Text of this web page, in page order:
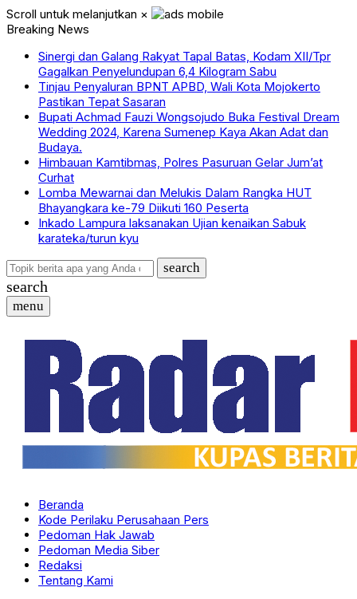
Scroll untuk melanjutkan ×
Breaking News
Sinergi dan Galang Rakyat Tapal Batas, Kodam XII/Tpr
Gagalkan Penyelundupan 6,4 Kilogram Sabu
Tinjau Penyaluran BPNT APBD, Wali Kota Mojokerto
Pastikan Tepat Sasaran
Bupati Achmad Fauzi Wongsojudo Buka Festival Dream
Wedding 2024, Karena Sumenep Kaya Akan Adat dan
Budaya.
Himbauan Kamtibmas, Polres Pasuruan Gelar Jum’at
Curhat
Lomba Mewarnai dan Melukis Dalam Rangka HUT
Bhayangkara ke-79 Diikuti 160 Peserta
Inkado Lampura laksanakan Ujian kenaikan Sabuk
karateka/turun kyu
search
search
menu
Beranda
Kode Perilaku Perusahaan Pers
Pedoman Hak Jawab
Pedoman Media Siber
Redaksi
Tentang Kami